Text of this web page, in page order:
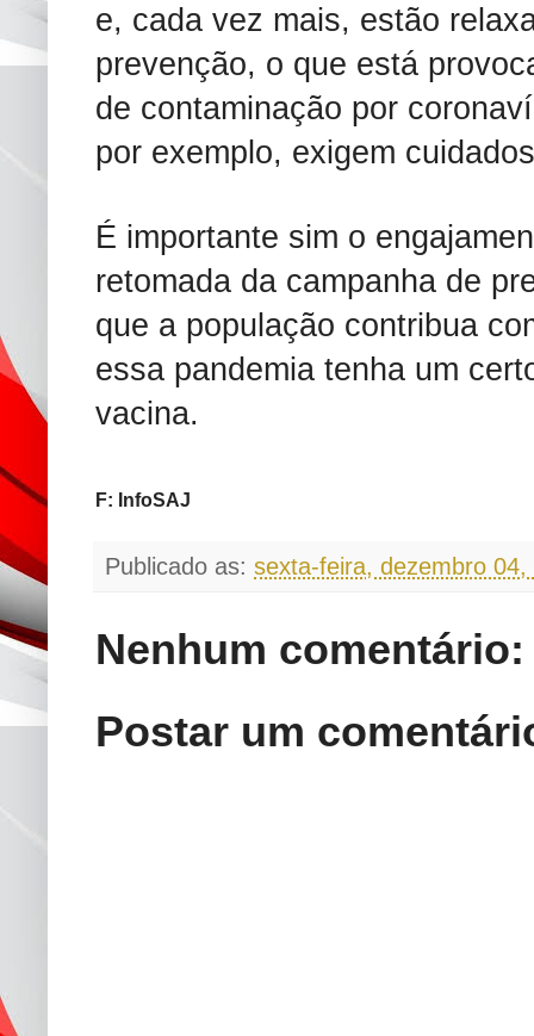
e, cada vez mais, estão
prevenção, o que está
de contaminação por
por exemplo, exigem
É importante sim o
retomada da campanha de
que a população contribua
essa pandemia tenha um
vacina.
F: InfoSAJ
Publicado as: sexta-feira, dezembro 04,
Nenhum comentário:
Postar um